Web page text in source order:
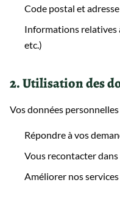
Code postal et adresse
Informations relatives
etc.)
2. Utilisation des
Vos données
Répondre à vos
Vous recontacter
Améliorer nos